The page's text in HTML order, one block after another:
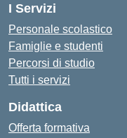
I Servizi
Personale scolastico
Famiglie e studenti
Percorsi di studio
Tutti i servizi
Didattica
Offerta formativa